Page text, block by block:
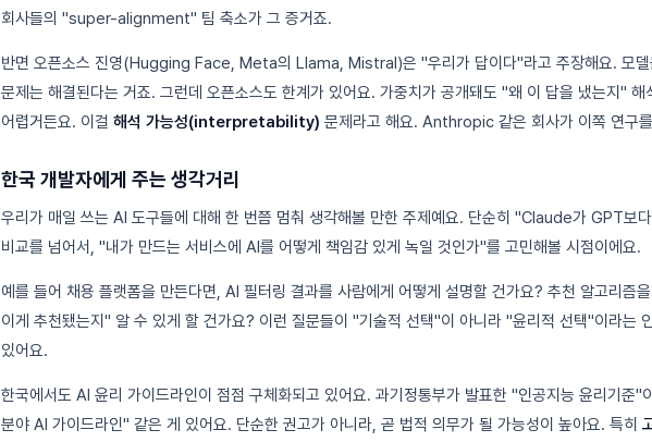
회사들의 "super-alignment" 팀 축소가 그 증거죠.
반면 오픈소스 진영(Hugging Face, Meta의 Llama, Mistral)은 "우리가 답이다"라고 주장해요. 모델
문제는 해결된다는 거죠. 그런데 오픈소스도 한계가 있어요. 가중치가 공개돼도 "왜 이 답을 냈는지" 해
어렵거든요. 이걸 해석 가능성(interpretability) 문제라고 해요. Anthropic 같은 회사가 이쪽 연구
한국 개발자에게 주는 생각거리
우리가 매일 쓰는 AI 도구들에 대해 한 번쯤 멈춰 생각해볼 만한 주제예요. 단순히 "Claude가 GPT보
비교를 넘어서, "내가 만드는 서비스에 AI를 어떻게 책임감 있게 녹일 것인가"를 고민해볼 시점이에요.
예를 들어 채용 플랫폼을 만든다면, AI 필터링 결과를 사람에게 어떻게 설명할 건가요? 추천 알고리즘
이게 추천됐는지" 알 수 있게 할 건가요? 이런 질문들이 "기술적 선택"이 아니라 "윤리적 선택"이라는
있어요.
한국에서도 AI 윤리 가이드라인이 점점 구체화되고 있어요. 과기정통부가 발표한 "인공지능 윤리기준"
분야 AI 가이드라인" 같은 게 있어요. 단순한 권고가 아니라, 곧 법적 의무가 될 가능성이 높아요. 특히